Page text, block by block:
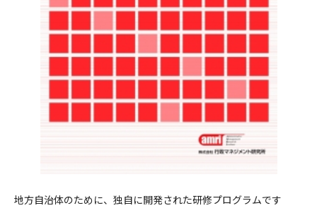
地方自治体のために、独自に開発された研修プログラムです